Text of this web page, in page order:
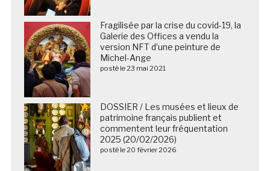
Fragilisée par la crise du covid-19, la
Galerie des Offices a vendu la
version NFT d’une peinture de
Michel-Ange
posté le 23 mai 2021
DOSSIER / Les musées et lieux de
patrimoine français publient et
commentent leur fréquentation
2025 (20/02/2026)
posté le 20 février 2026